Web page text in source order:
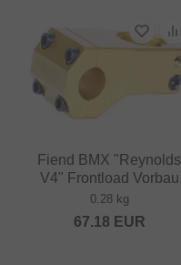
Fiend BMX "Reynolds
V4" Frontload Vorbau
0.28 kg
67.18 EUR